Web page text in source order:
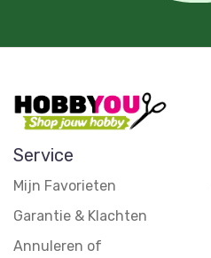
Service
Mijn Favorieten
Garantie & Klachten
Annuleren of